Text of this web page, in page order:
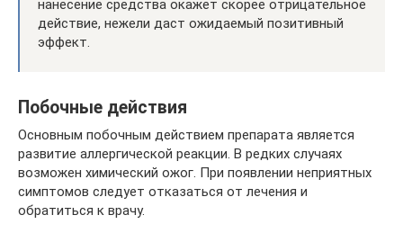
нанесение средства окажет скорее отрицательное
действие, нежели даст ожидаемый позитивный
эффект.
Побочные действия
Основным побочным действием препарата является
развитие аллергической реакции. В редких случаях
возможен химический ожог. При появлении неприятных
симптомов следует отказаться от лечения и
обратиться к врачу.